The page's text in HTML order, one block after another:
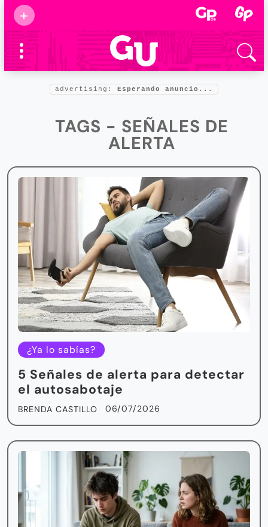
+
Supermamás
2025
Marcas de
confianza
Foro salud
advertising: Esperando anuncio...
TAGS - SEÑALES DE
ALERTA
¿Ya lo sabías?
5 Señales de alerta para detectar
el autosabotaje
BRENDA CASTILLO 06/07/2026